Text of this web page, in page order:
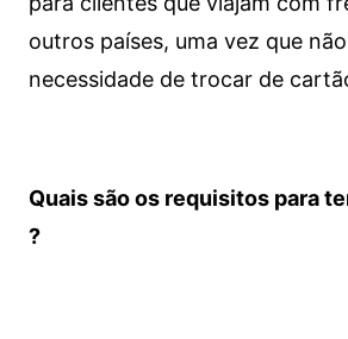
outros países, uma vez que
necessidade de trocar de
Quais são os requisitos para
?